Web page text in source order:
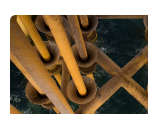
Telekomunikacja
Technologia
Sektor publiczny
Ochrona zdrowia